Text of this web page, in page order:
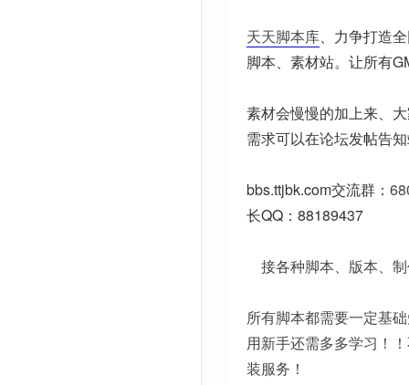
天天脚本库、力争打造
脚本、素材站。让所有
素材会慢慢的加上来、
需求可以在论坛发帖告
bbs.ttjbk.com交流群：
长QQ：88189437
接各种脚本、版本、
所有脚本都需要一定基
用新手还需多多学习！
装服务！